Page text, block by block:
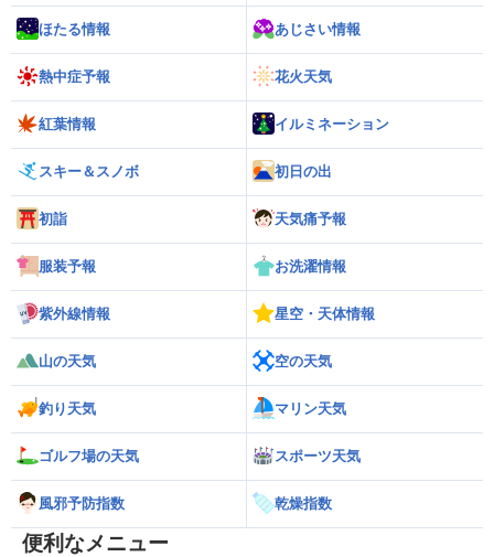
ほたる情報 あじさい情報
熱中症予報 花火天気
紅葉情報 イルミネーション
スキー＆スノボ 初日の出
初詣 天気痛予報
服装予報 お洗濯情報
紫外線情報 星空・天体情報
山の天気 空の天気
釣り天気 マリン天気
ゴルフ場の天気 スポーツ天気
風邪予防指数 乾燥指数
便利なメニュー